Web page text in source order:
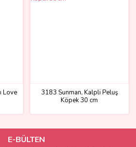
Love
3183 Sunman, Kalpli Peluş
Köpek 30 cm
E-BÜLTEN